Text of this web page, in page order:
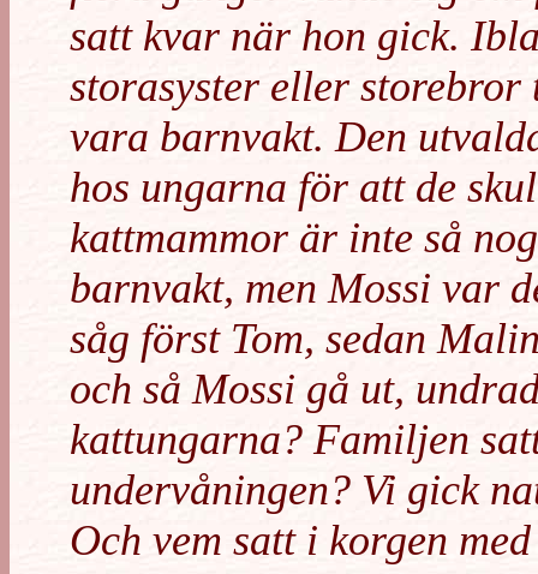
satt kvar när hon gick.
storasyster eller
vara barnvakt. Den
hos ungarna för att de
kattmammor är inte så
barnvakt, men Mossi var
såg först Tom, sedan
och så Mossi gå ut,
kattungarna? Familjen
undervåningen? Vi gick
Och vem satt i korgen